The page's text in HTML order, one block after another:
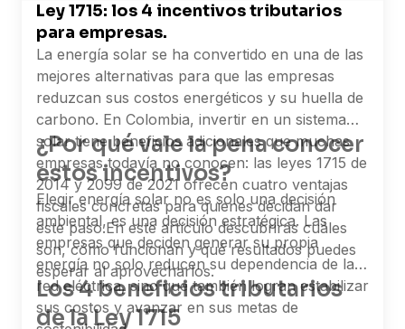
Ley 1715: los 4 incentivos tributarios
para empresas.
La energía solar se ha convertido en una de las
mejores alternativas para que las empresas
reduzcan sus costos energéticos y su huella de
carbono. En Colombia, invertir en un sistema
solar tiene beneficios adicionales que muchas
empresas todavía no conocen: las leyes 1715 de
2014 y 2099 de 2021 ofrecen cuatro ventajas
fiscales concretas para quienes decidan dar
este paso.En este artículo descubrirás cuáles
son, cómo funcionan y qué resultados puedes
esperar al aprovecharlos.
¿Por qué vale la pena conocer
estos incentivos?
Elegir energía solar no es solo una decisión
ambiental, es una decisión estratégica. Las
empresas que deciden generar su propia
energía no solo reducen su dependencia de la
red eléctrica, sino que también logran estabilizar
sus costos y avanzar en sus metas de
Los 4 beneficios tributarios
de la Ley 1715